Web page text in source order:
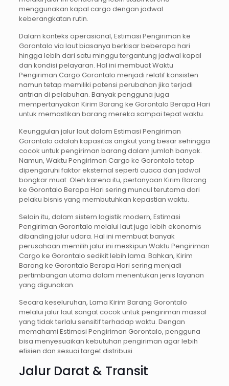
menggunakan kapal cargo dengan jadwal
keberangkatan rutin.
Dalam konteks operasional, Estimasi Pengiriman ke
Gorontalo via laut biasanya berkisar beberapa hari
hingga lebih dari satu minggu tergantung jadwal kapal
dan kondisi pelayaran. Hal ini membuat Waktu
Pengiriman Cargo Gorontalo menjadi relatif konsisten
namun tetap memiliki potensi perubahan jika terjadi
antrian di pelabuhan. Banyak pengguna juga
mempertanyakan Kirim Barang ke Gorontalo Berapa Hari
untuk memastikan barang mereka sampai tepat waktu.
Keunggulan jalur laut dalam Estimasi Pengiriman
Gorontalo adalah kapasitas angkut yang besar sehingga
cocok untuk pengiriman barang dalam jumlah banyak.
Namun, Waktu Pengiriman Cargo ke Gorontalo tetap
dipengaruhi faktor eksternal seperti cuaca dan jadwal
bongkar muat. Oleh karena itu, pertanyaan Kirim Barang
ke Gorontalo Berapa Hari sering muncul terutama dari
pelaku bisnis yang membutuhkan kepastian waktu.
Selain itu, dalam sistem logistik modern, Estimasi
Pengiriman Gorontalo melalui laut juga lebih ekonomis
dibanding jalur udara. Hal ini membuat banyak
perusahaan memilih jalur ini meskipun Waktu Pengiriman
Cargo ke Gorontalo sedikit lebih lama. Bahkan, Kirim
Barang ke Gorontalo Berapa Hari sering menjadi
pertimbangan utama dalam menentukan jenis layanan
yang digunakan.
Secara keseluruhan, Lama Kirim Barang Gorontalo
melalui jalur laut sangat cocok untuk pengiriman massal
yang tidak terlalu sensitif terhadap waktu. Dengan
memahami Estimasi Pengiriman Gorontalo, pengguna
bisa menyesuaikan kebutuhan pengiriman agar lebih
efisien dan sesuai target distribusi.
Jalur Darat & Transit